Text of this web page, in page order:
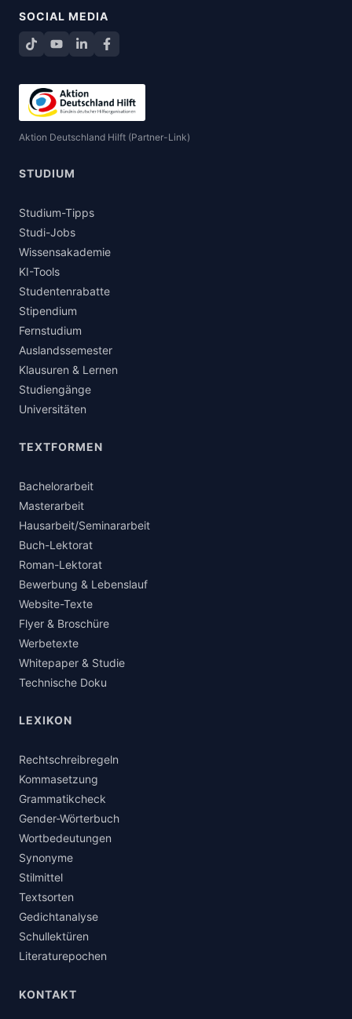
SOCIAL MEDIA
TikTokYouTube
LinkedInFacebook teilen
Aktion Deutschland Hilft (Partner-Link)
STUDIUM
Studium-Tipps
Studi-Jobs
Wissensakademie
KI-Tools
Studentenrabatte
Stipendium
Fernstudium
Auslandssemester
Klausuren & Lernen
Studiengänge
Universitäten
TEXTFORMEN
Bachelorarbeit
Masterarbeit
Hausarbeit/Seminararbeit
Buch-Lektorat
Roman-Lektorat
Bewerbung & Lebenslauf
Website-Texte
Flyer & Broschüre
Werbetexte
Whitepaper & Studie
Technische Doku
LEXIKON
Rechtschreibregeln
Kommasetzung
Grammatikcheck
Gender-Wörterbuch
Wortbedeutungen
Synonyme
Stilmittel
Textsorten
Gedichtanalyse
Schullektüren
Literaturepochen
KONTAKT